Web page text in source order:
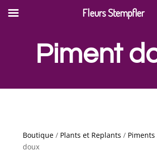
Piment
Boutique/ Plants et Replants / Piments
doux
Fleurs Stempfler